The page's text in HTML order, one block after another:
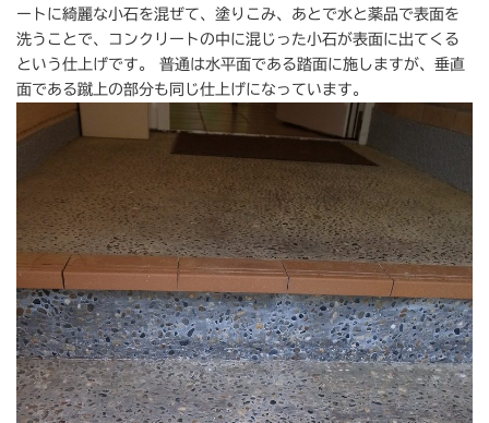
ートに綺麗な小石を混ぜて、塗りこみ、あとで水と薬品で表面を
洗うことで、コンクリートの中に混じった小石が表面に出てくる
という仕上げです。 普通は水平面である踏面に施しますが、垂直
面である蹴上の部分も同じ仕上げになっています。